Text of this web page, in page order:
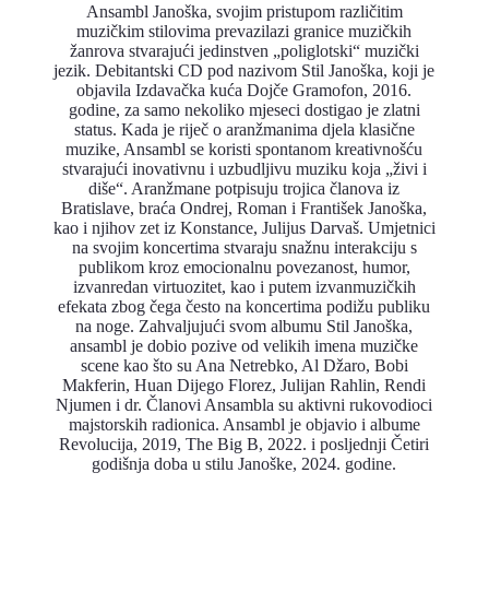
Ansambl Janoška, svojim pristupom različitim
muzičkim stilovima prevazilazi granice muzičkih
žanrova stvarajući jedinstven „poliglotski“ muzički
jezik. Debitantski CD pod nazivom Stil Janoška, koji je
objavila Izdavačka kuća Dojče Gramofon, 2016.
godine, za samo nekoliko mjeseci dostigao je zlatni
status. Kada je riječ o aranžmanima djela klasične
muzike, Ansambl se koristi spontanom kreativnošću
stvarajući inovativnu i uzbudljivu muziku koja „živi i
diše“. Aranžmane potpisuju trojica članova iz
Bratislave, braća Ondrej, Roman i František Janoška,
kao i njihov zet iz Konstance, Julijus Darvaš. Umjetnici
na svojim koncertima stvaraju snažnu interakciju s
publikom kroz emocionalnu povezanost, humor,
izvanredan virtuozitet, kao i putem izvanmuzičkih
efekata zbog čega često na koncertima podižu publiku
na noge. Zahvaljujući svom albumu Stil Janoška,
ansambl je dobio pozive od velikih imena muzičke
scene kao što su Ana Netrebko, Al Džaro, Bobi
Makferin, Huan Dijego Florez, Julijan Rahlin, Rendi
Njumen i dr. Članovi Ansambla su aktivni rukovodioci
majstorskih radionica. Ansambl je objavio i albume
Revolucija, 2019, The Big B, 2022. i posljednji Četiri
godišnja doba u stilu Janoške, 2024. godine.